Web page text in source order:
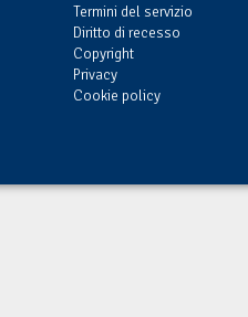
Termini del servizio
Diritto di recesso
Copyright
Privacy
Cookie policy